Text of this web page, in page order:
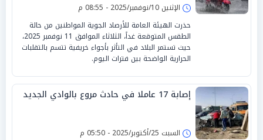
الإثنين 10/نوفمبر/2025 - 08:55 م
حذرت الهيئة العامة للأرصاد الجوية المواطنين من حالة
الطقس المتوقعة غداً، الثلاثاء الموافق 11 نوفمبر 2025،
حيث تستمر البلاد في التأثر بأجواء خريفية تتسم بالتقلبات
الحرارية الواضحة بين فترات اليوم.
إصابة 17 عاملا في حادث مروع بالوادي الجديد
السبت 25/أكتوبر/2025 - 05:50 م